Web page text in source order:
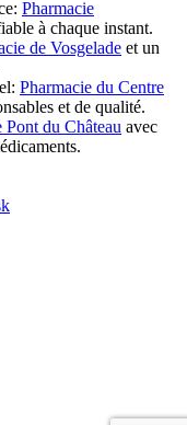
Pharmacie
à chaque instant.
de Vosgelade et un
Pharmacie du Centre
et de qualité.
Pont du Château avec